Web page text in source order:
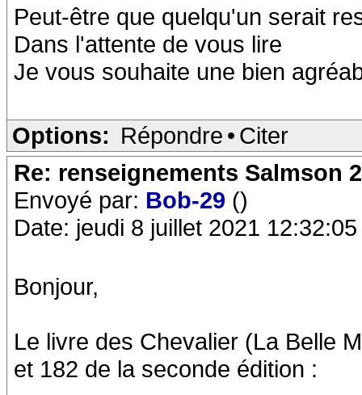
Peut-être que quelqu'un serait
Dans l'attente de vous lire
Je vous souhaite une bien
Options: Répondre • Citer
Re: renseignements Salmson
Envoyé par: Bob-29 ()
Date: jeudi 8 juillet 2021 12:32:05
Bonjour,
Le livre des Chevalier (La Belle
et 182 de la seconde édition :